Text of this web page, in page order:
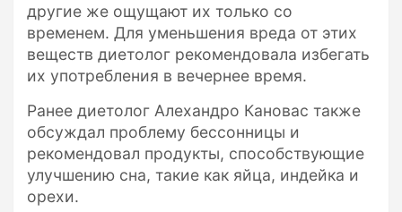
другие же ощущают их только со
временем. Для уменьшения вреда от этих
веществ диетолог рекомендовала избегать
их употребления в вечернее время.
Ранее диетолог Алехандро Кановас также
обсуждал проблему бессонницы и
рекомендовал продукты, способствующие
улучшению сна, такие как яйца, индейка и
орехи.